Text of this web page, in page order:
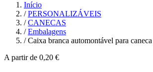
Início
/ PERSONALIZÁVEIS
/ CANECAS
/ Embalagens
/ Caixa branca automontável para caneca
A partir de 0,20 €